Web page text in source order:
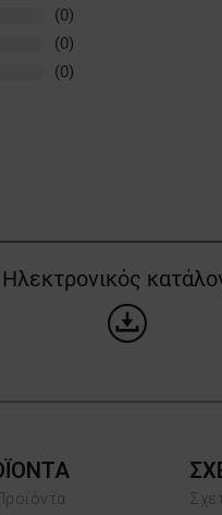
(0)
(0)
(0)
Ηλεκτρονικός